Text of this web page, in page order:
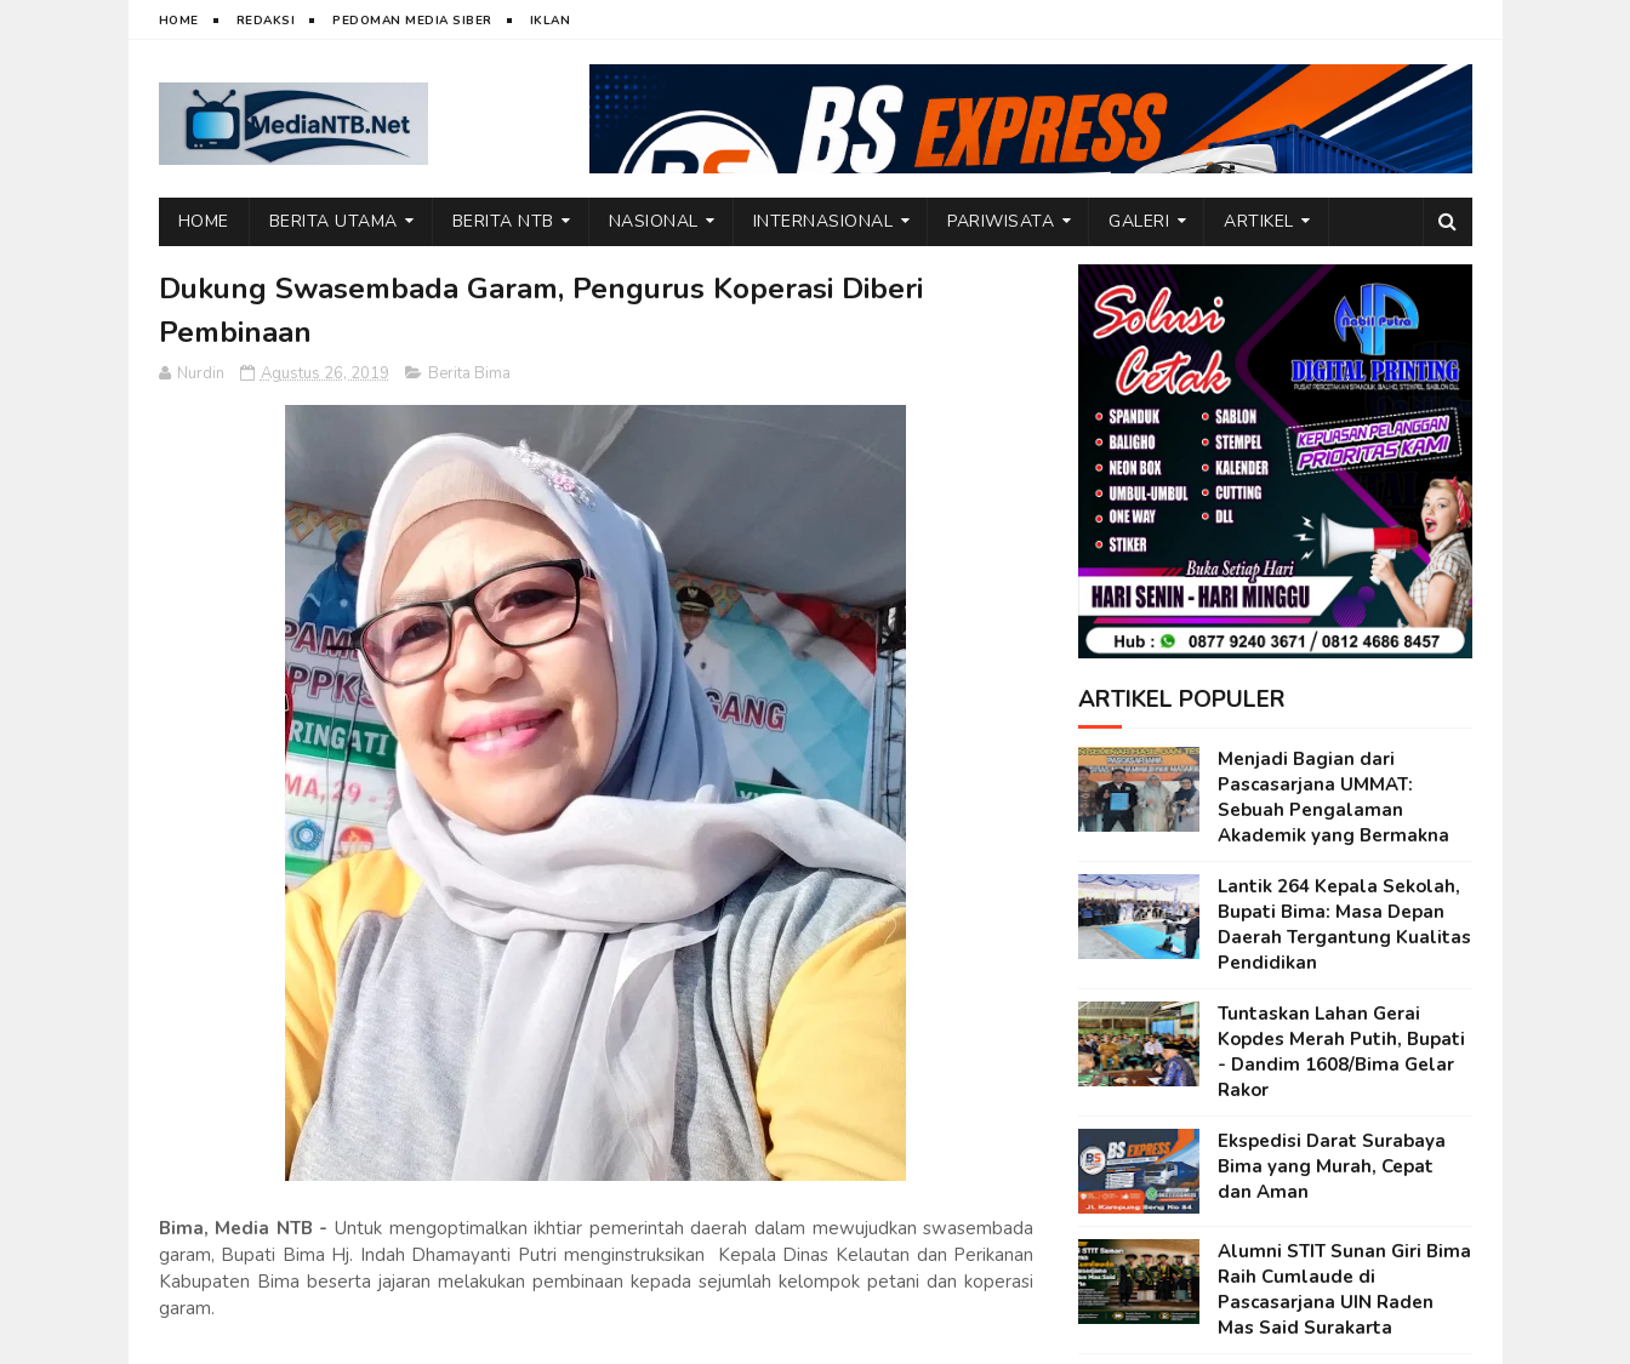
HOME REDAKSI PEDOMAN MEDIA SIBER IKLAN
HOME BERITA UTAMA BERITA NTB NASIONAL INTERNASIONAL PARIWISATA GALERI ARTIKEL
Dukung Swasembada Garam, Pengurus Koperasi Diberi
Pembinaan
Nurdin Agustus 26, 2019 Berita Bima
Bima, Media NTB - Untuk mengoptimalkan ikhtiar pemerintah daerah dalam mewujudkan swasembada
garam, Bupati Bima Hj. Indah Dhamayanti Putri menginstruksikan Kepala Dinas Kelautan dan Perikanan
Kabupaten Bima beserta jajaran melakukan pembinaan kepada sejumlah kelompok petani dan koperasi
garam.
ARTIKEL POPULER
Menjadi Bagian dari
Pascasarjana UMMAT:
Sebuah Pengalaman
Akademik yang Bermakna
Lantik 264 Kepala Sekolah,
Bupati Bima: Masa Depan
Daerah Tergantung Kualitas
Pendidikan
Tuntaskan Lahan Gerai
Kopdes Merah Putih, Bupati
- Dandim 1608/Bima Gelar
Rakor
Ekspedisi Darat Surabaya
Bima yang Murah, Cepat
dan Aman
Alumni STIT Sunan Giri Bima
Raih Cumlaude di
Pascasarjana UIN Raden
Mas Said Surakarta